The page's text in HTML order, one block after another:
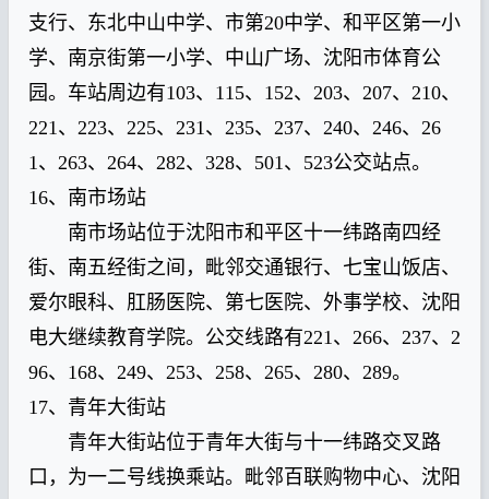
支行、东北中山中学、市第20中学、和平区第一小
学、南京街第一小学、中山广场、沈阳市体育公
园。车站周边有103、115、152、203、207、210、
221、223、225、231、235、237、240、246、26
1、263、264、282、328、501、523公交站点。
16、南市场站
南市场站位于沈阳市和平区十一纬路南四经
街、南五经街之间，毗邻交通银行、七宝山饭店、
爱尔眼科、肛肠医院、第七医院、外事学校、沈阳
电大继续教育学院。公交线路有221、266、237、2
96、168、249、253、258、265、280、289。
17、青年大街站
青年大街站位于青年大街与十一纬路交叉路
口，为一二号线换乘站。毗邻百联购物中心、沈阳